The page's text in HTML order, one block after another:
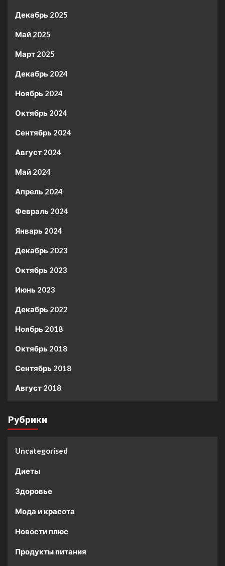
Декабрь 2025
Май 2025
Март 2025
Декабрь 2024
Ноябрь 2024
Октябрь 2024
Сентябрь 2024
Август 2024
Май 2024
Апрель 2024
Февраль 2024
Январь 2024
Декабрь 2023
Октябрь 2023
Июнь 2023
Декабрь 2022
Ноябрь 2018
Октябрь 2018
Сентябрь 2018
Август 2018
Рубрики
Uncategorised
Диеты
Здоровье
Мода и красота
Новости плюс
Продукты питания